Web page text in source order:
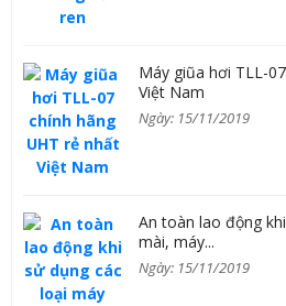
Máy giũa hơi TLL-
Việt Nam
Ngày: 15/11/2019
An toàn lao động
mài, máy...
Ngày: 15/11/2019